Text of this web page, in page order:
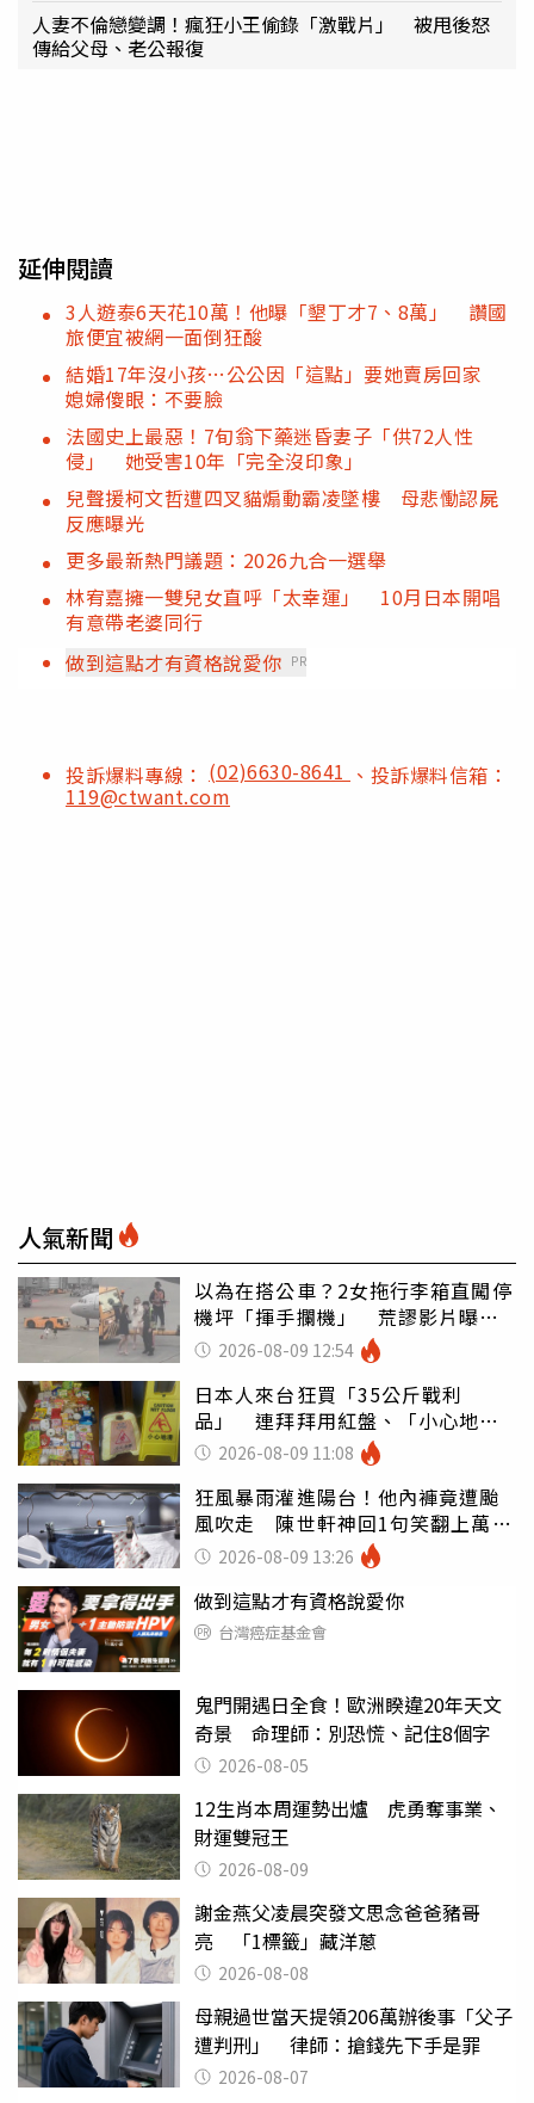
人妻不倫戀變調！瘋狂小王偷錄「激戰片」 被甩後怒
傳給父母、老公報復
延伸閱讀
3人遊泰6天花10萬！他曝「墾丁才7、8萬」 讚國
旅便宜被網一面倒狂酸
結婚17年沒小孩…公公因「這點」要她賣房回家
媳婦傻眼：不要臉
法國史上最惡！7旬翁下藥迷昏妻子「供72人性
侵」 她受害10年「完全沒印象」
兒聲援柯文哲遭四叉貓煽動霸凌墜樓 母悲慟認屍
反應曝光
更多最新熱門議題：2026九合一選舉
林宥嘉擁一雙兒女直呼「太幸運」 10月日本開唱
有意帶老婆同行
做到這點才有資格說愛你 PR
投訴爆料專線： (02)6630-8641 、投訴爆料信箱：
119@ctwant.com
人氣新聞
以為在搭公車？2女拖行李箱直闖停
機坪「揮手攔機」 荒謬影片曝網
傻眼2026-08-09 12:54
日本人來台狂買「35公斤戰利
品」 連拜拜用紅盤、「小心地
滑」告示牌也帶回家
2026-08-09 11:08
狂風暴雨灌進陽台！他內褲竟遭颱
風吹走 陳世軒神回1句笑翻上萬網
友 2026-08-09 13:26
做到這點才有資格說愛你
台灣癌症基金會
鬼門開遇日全食！歐洲睽違20年天文
奇景 命理師：別恐慌、記住8個字
2026-08-05
12生肖本周運勢出爐 虎勇奪事業、
財運雙冠王
2026-08-09
謝金燕父凌晨突發文思念爸爸豬哥
亮 「1標籤」藏洋蔥
2026-08-08
母親過世當天提領206萬辦後事「父子
遭判刑」 律師：搶錢先下手是罪
2026-08-07